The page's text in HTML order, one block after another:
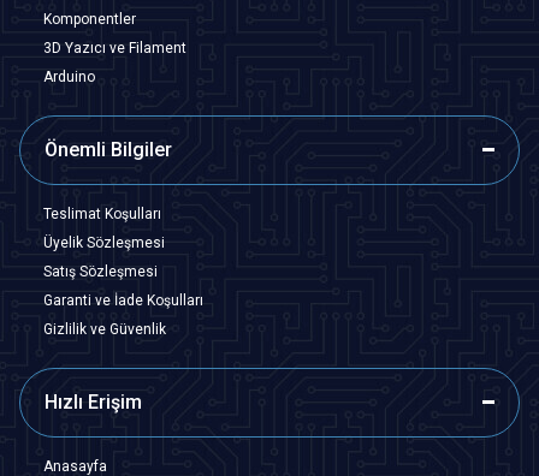
Komponentler
3D Yazıcı ve Filament
Arduino
Önemli Bilgiler
Teslimat Koşulları
Üyelik Sözleşmesi
Satış Sözleşmesi
Garanti ve İade Koşulları
Gizlilik ve Güvenlik
Hızlı Erişim
Anasayfa